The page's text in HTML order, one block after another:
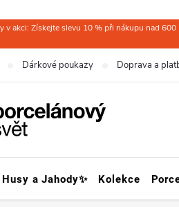
v akci: Získejte slevu 10 % při nákupu nad
Dárkové poukazy Doprava a
a Jahody✨ Kolekce